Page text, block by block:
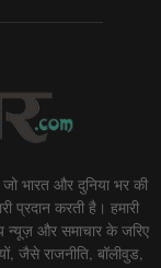
भारत और दुनिया भर की
प्रदान करती है। हमारी
न्यूज़ और समाचार के जरिए
जैसे राजनीति, बॉलीवुड,